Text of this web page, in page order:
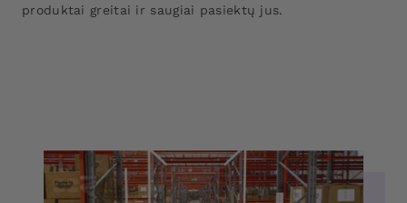
produktai greitai ir saugiai pasiektų jus.
>